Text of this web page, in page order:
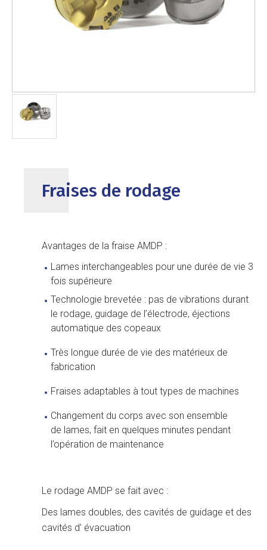
Fraises de rodage
Avantages de la fraise AMDP :
Lames interchangeables pour une durée de vie 3
fois supérieure
Technologie brevetée : pas de vibrations durant
le rodage, guidage de l’électrode, éjections
automatique des copeaux
Très longue durée de vie des matérieux de
fabrication
Fraises adaptables à tout types de machines
Changement du corps avec son ensemble
de lames, fait en quelques minutes pendant
l’opération de maintenance
Le rodage AMDP se fait avec :
Des lames doubles, des cavités de guidage et des
cavités d’ évacuation